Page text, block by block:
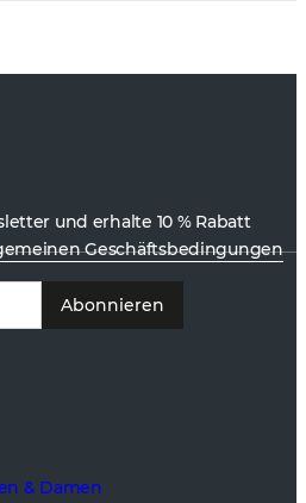
und erhalte 10 % Rabatt
Geschäftsbedingungen
Abonnieren
& Damen